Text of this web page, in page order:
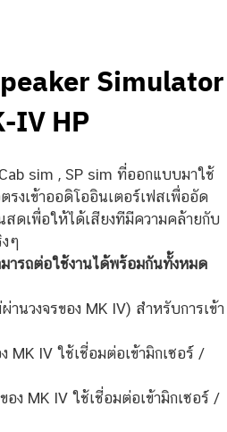
Simulator
IV HP
sim , SP sim ที่ออกแบบมาใช้
งเข้าออดิโออินเตอร์เฟสเพื่ออัด
สดเพื่อให้ได้เสียงทีมีความคล้ายกับ
ๆ
ารถต่อใช้งานได้พร้อมกันทั้งหมด
านวงจรของ MK IV) สำหรับการเข้า
MK IV ใช้เชี่อมต่อเข้ามิกเซอร์ /
อง MK IV ใช้เชี่อมต่อเข้ามิกเซอร์ /